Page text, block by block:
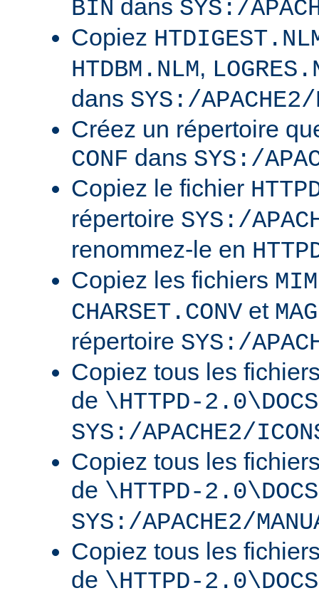
BIN dans SYS:/
Copiez
HTDBM.NLM,
dans SYS:/
Créez un répertoire
CONF dans SYS:/
Copiez le fichier
répertoire SYS:/
renommez-le en
Copiez les fichiers
CHARSET.CONV et
répertoire SYS:/
Copiez tous les
de \HTTPD-
SYS:/APACHE2/
Copiez tous les
de \HTTPD-
SYS:/APACHE2/
Copiez tous les
de \HTTPD-